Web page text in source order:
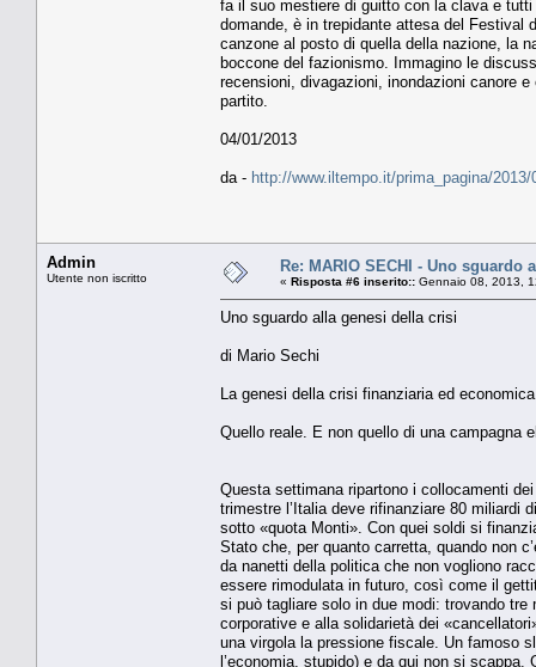
fa il suo mestiere di guitto con la clava e
domande, è in trepidante attesa del Festival
canzone al posto di quella della nazione, la
boccone del fazionismo. Immagino le
recensioni, divagazioni, inondazioni canore
partito.
04/01/2013
da - http://www.iltempo.it/prima_pagina/
Admin
Utente non iscritto
Re: MARIO SECHI - Uno sguardo
« Risposta #6 inserito:: Gennaio 08, 2013,
Uno sguardo alla genesi della crisi
di Mario Sechi
La genesi della crisi finanziaria ed
Quello reale. E non quello di una campagna
Questa settimana ripartono i collocamenti
trimestre l’Italia deve rifinanziare 80 miliardi
sotto «quota Monti». Con quei soldi si
Stato che, per quanto carretta, quando non
da nanetti della politica che non vogliono
essere rimodulata in futuro, così come il
si può tagliare solo in due modi: trovando
corporative e alla solidarietà dei
una virgola la pressione fiscale. Un famoso
l’economia, stupido) e da qui non si scappa.